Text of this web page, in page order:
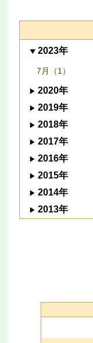
2023年
7月（1）
2020年
2019年
2018年
2017年
2016年
2015年
2014年
2013年